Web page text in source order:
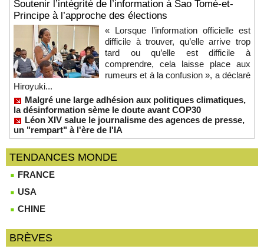
Soutenir l’intégrité de l’information à Sao Tomé-et-
Principe à l’approche des élections
« Lorsque l’information officielle est
difficile à trouver, qu’elle arrive trop
tard ou qu’elle est difficile à
comprendre, cela laisse place aux
rumeurs et à la confusion », a déclaré
Hiroyuki...
Malgré une large adhésion aux politiques climatiques,
la désinformation sème le doute avant COP30
Léon XIV salue le journalisme des agences de presse,
un "rempart" à l'ère de l'IA
TENDANCES MONDE
FRANCE
USA
CHINE
BRÈVES